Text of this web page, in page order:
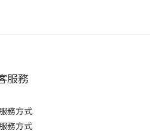
服務
務方式
務方式